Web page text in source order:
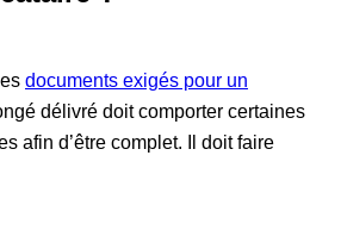
documents exigés pour un
délivré doit comporter certaines
afin d’être complet. Il doit faire